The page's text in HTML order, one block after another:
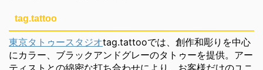
tag.tattoo
東京タトゥースタジオtag.tattooでは、創作和彫りを中心
にカラー、ブラックアンドグレーのタトゥーを提供。アー
ティストとの綿密な打ち合わせにより、お客様だけのユニ